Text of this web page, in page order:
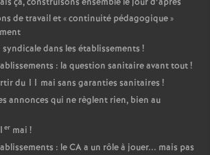
de travail et «continuité pédagogique»
dans les établissements !
: la question sanitaire avant tout!
du 11 mai sans garanties sanitaires !
annonces qui ne règlent rien, bien au
er mai !
: le CA a un rôle à jouer... mais pas